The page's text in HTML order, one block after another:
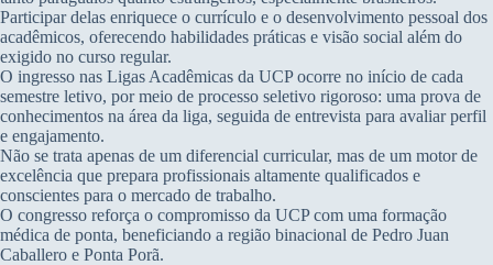
Participar delas enriquece o currículo e o desenvolvimento pessoal dos
acadêmicos, oferecendo habilidades práticas e visão social além do
exigido no curso regular.
O ingresso nas Ligas Acadêmicas da UCP ocorre no início de cada
semestre letivo, por meio de processo seletivo rigoroso: uma prova de
conhecimentos na área da liga, seguida de entrevista para avaliar perfil
e engajamento.
Não se trata apenas de um diferencial curricular, mas de um motor de
excelência que prepara profissionais altamente qualificados e
conscientes para o mercado de trabalho.
O congresso reforça o compromisso da UCP com uma formação
médica de ponta, beneficiando a região binacional de Pedro Juan
Caballero e Ponta Porã.